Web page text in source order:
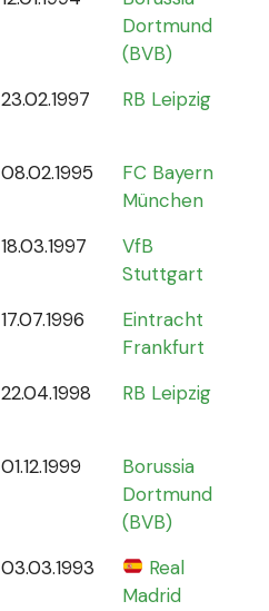
Dortmund
(BVB)
23.02.1997 RB Leipzig
08.02.1995
FC Bayern
München
18.03.1997
VfB
Stuttgart
17.07.1996
Eintracht
Frankfurt
22.04.1998 RB Leipzig
01.12.1999
Borussia
Dortmund
(BVB)
03.03.1993
Real
Madrid